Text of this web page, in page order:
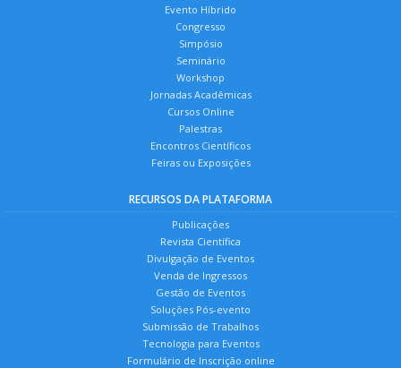
Evento Híbrido
Congresso
Simpósio
Seminário
Workshop
Jornadas Acadêmicas
Cursos Online
Palestras
Encontros Científicos
Feiras ou Exposições
RECURSOS DA PLATAFORMA
Publicações
Revista Científica
Divulgação de Eventos
Venda de Ingressos
Gestão de Eventos
Soluções Pós-evento
Submissão de Trabalhos
Tecnologia para Eventos
Formulário de Inscrição online